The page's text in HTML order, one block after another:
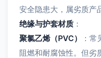
安全隐患大，属劣质产
绝缘与护套材质 ：
聚氯乙烯（PVC）
：
阻燃和耐腐蚀性。但劣